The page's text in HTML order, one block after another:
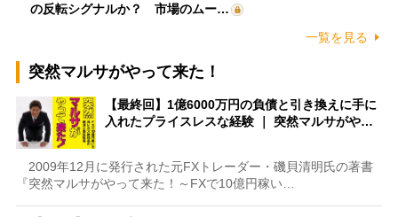
の反転シグナルか？ 市場のムー…
一覧を見る
突然マルサがやって来た！
【最終回】1億6000万円の負債と引き換えに手に
入れたプライスレスな経験 ｜ 突然マルサがや…
2009年12月に発行された元FXトレーダー・磯貝清明氏の著書
『突然マルサがやって来た！～FXで10億円稼い…